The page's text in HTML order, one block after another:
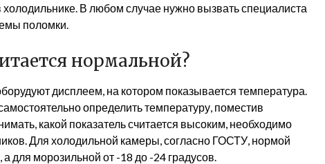
холодильнике. В любом случае нужно вызвать специалиста
поломки.
нормальной?
дисплеем, на котором показывается температура.
определить температуру, поместив
какой показатель считается высоким, необходимо
Для холодильной камеры, согласно ГОСТУ, нормой
для морозильной от -18 до -24 градусов.